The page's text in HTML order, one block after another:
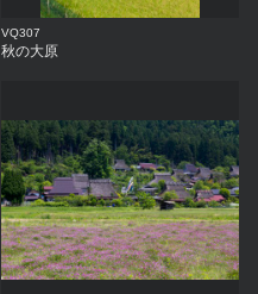
VQ307
秋の大原